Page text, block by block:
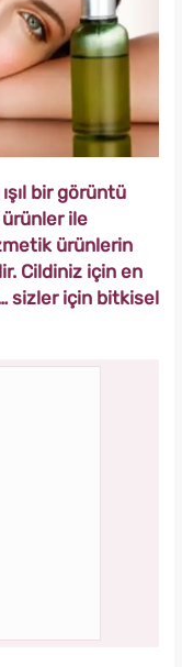
bir görüntü
ile
ürünlerin
Cildiniz için en
sizler için bitkisel